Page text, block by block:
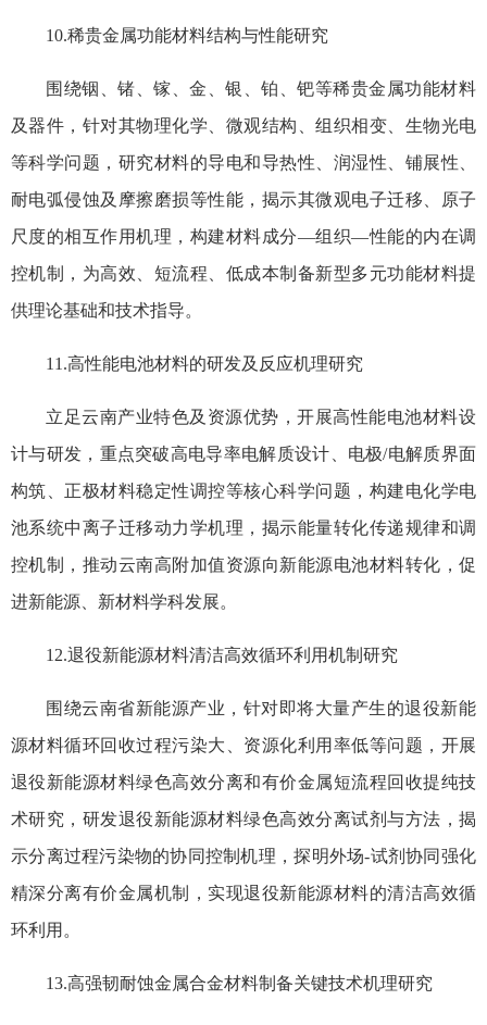
10.稀贵金属功能材料结构与性能研究
围绕铟、锗、镓、金、银、铂、钯等稀贵金属功能材料
及器件，针对其物理化学、微观结构、组织相变、生物光电
等科学问题，研究材料的导电和导热性、润湿性、铺展性、
耐电弧侵蚀及摩擦磨损等性能，揭示其微观电子迁移、原子
尺度的相互作用机理，构建材料成分—组织—性能的内在调
控机制，为高效、短流程、低成本制备新型多元功能材料提
供理论基础和技术指导。
11.高性能电池材料的研发及反应机理研究
立足云南产业特色及资源优势，开展高性能电池材料设
计与研发，重点突破高电导率电解质设计、电极/电解质界面
构筑、正极材料稳定性调控等核心科学问题，构建电化学电
池系统中离子迁移动力学机理，揭示能量转化传递规律和调
控机制，推动云南高附加值资源向新能源电池材料转化，促
进新能源、新材料学科发展。
12.退役新能源材料清洁高效循环利用机制研究
围绕云南省新能源产业，针对即将大量产生的退役新能
源材料循环回收过程污染大、资源化利用率低等问题，开展
退役新能源材料绿色高效分离和有价金属短流程回收提纯技
术研究，研发退役新能源材料绿色高效分离试剂与方法，揭
示分离过程污染物的协同控制机理，探明外场-试剂协同强化
精深分离有价金属机制，实现退役新能源材料的清洁高效循
环利用。
13.高强韧耐蚀金属合金材料制备关键技术机理研究